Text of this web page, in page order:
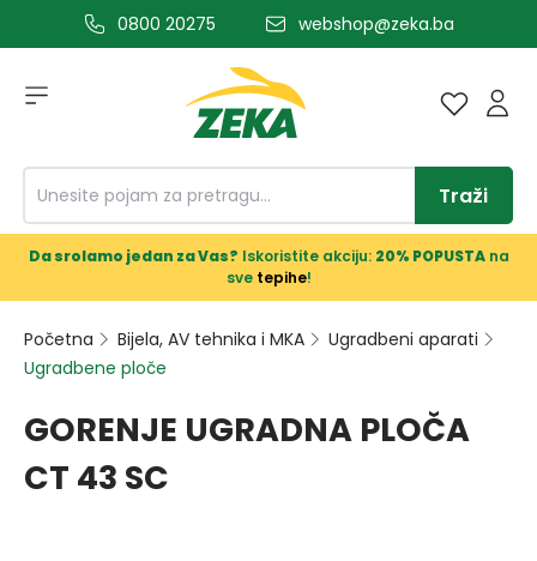
glavni sadržaj0800 20275 webshop@zeka.ba
Traži
Da srolamo jedan za Vas? Iskoristite akciju: 20% POPUSTAna
sve tepihe!
Početna Bijela, AV tehnika i MKA
Ugradbeni aparati
Ugradbene ploče
GORENJE UGRADNA PLOČA
CT 43 SC